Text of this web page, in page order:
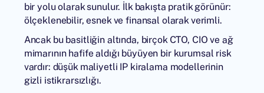
bir yolu olarak sunulur. İlk bakışta pratik görünür:
ölçeklenebilir, esnek ve finansal olarak verimli.
Ancak bu basitliğin altında, birçok CTO, CIO ve ağ
mimarının hafife aldığı büyüyen bir kurumsal risk
vardır: düşük maliyetli IP kiralama modellerinin
gizli istikrarsızlığı.